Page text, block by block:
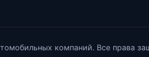
компаний. Все права